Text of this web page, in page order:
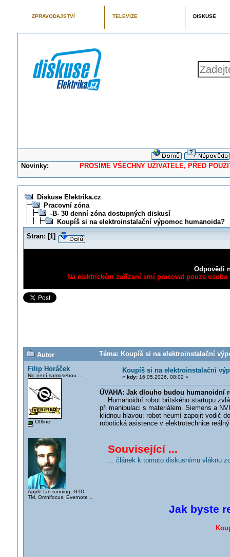
ZPRAVODAJSTVÍ TELEVIZE DISKUSE
Novinky: PROSÍME VŠECHNY UŽIVATELE, PŘED
Diskuse Elektrika.cz
Pracovní zóna
-B- 30 denní zóna dostupných diskusí
Koupíš si na elektroinstalační výpomoc humanoida?
Stran: [1]
Odpovědi
Na elektrickém zařízení smí pracovat pouze
Autor
Téma: Koupíš si na elektroinstalační
Filip Horáček
Nic není samosebou ...
Offline
Apple fan running, GTD,
TM, Omnifocus, Evernote ..
Koupíš si na elektroinstalační
« kdy:16.05.2026, 08:02 »
ÚVAHA: Jak dlouho budou humanoidní
Humanoidní robot britského startupu
při manipulaci s materiálem. Siemens a
klidnou hlavou: robot neumí zapojit vodič
robotická asistence v elektrotechnice
Související ...
... článek k tomuto diskusnímu vláknu
Jak byste